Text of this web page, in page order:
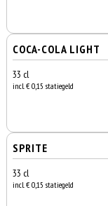
COCA-COLA LIGHT
33 cl
incl. € 0,15 statiegeld
SPRITE
33 cl
incl. € 0,15 statiegeld